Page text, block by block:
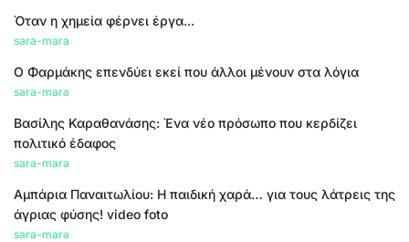
Όταν η χημεία φέρνει έργα...
sara-mara
Ο Φαρμάκης επενδύει εκεί που άλλοι μένουν στα λόγια
sara-mara
Βασίλης Καραθανάσης: Ένα νέο πρόσωπο που κερδίζει
πολιτικό έδαφος
sara-mara
Αμπάρια Παναιτωλίου: Η παιδική χαρά… για τους λάτρεις της
άγριας φύσης! video foto
sara-mara